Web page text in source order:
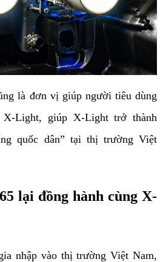
là đơn vị giúp người tiêu dùng
Light, giúp X-Light trở thành
quốc dân” tại thị trường Việt
lại đồng hành cùng X-
nhập vào thị trường Việt Nam,